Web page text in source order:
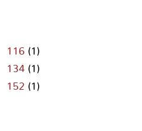
116 (1)
134 (1)
152 (1)